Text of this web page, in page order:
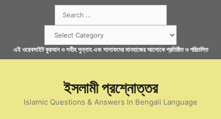
for:
এই ওয়েবসাইট কুরআন ও সহীহ সুন্নাহ এবং সালাফদের মানহাজের আলোকে প্রতিষ্ঠিত ও পরিচালিত
ইসলামী প্রশ্নোত্তর
Islamic Questions & Answers In Bengali Language